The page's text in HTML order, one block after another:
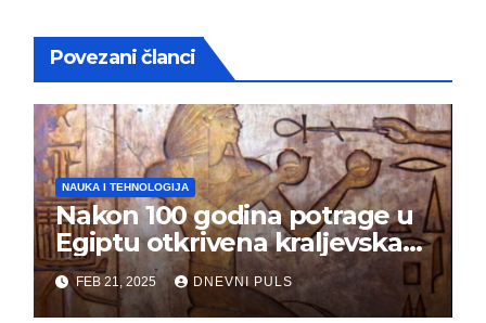
Povezani članci
NAUKA I TEHNOLOGIJA
Nakon 100 godina potrage u
Egiptu otkrivena kraljevska
grobnica (FOTO)
FEB 21, 2025 DNEVNI PULS